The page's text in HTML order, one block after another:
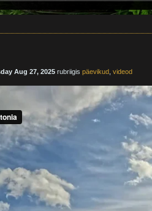
Aug 27, 2025 rubriigis päevikud videod